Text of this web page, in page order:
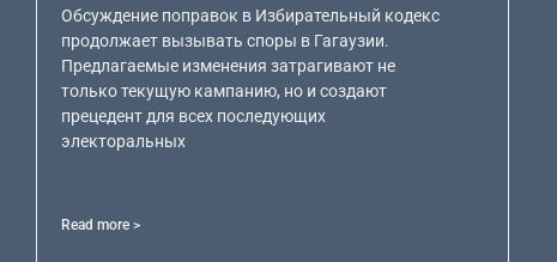
Обсуждение поправок в Избирательный кодекс
продолжает вызывать споры в Гагаузии.
Предлагаемые изменения затрагивают не
только текущую кампанию, но и создают
прецедент для всех последующих
электоральных
Read more >